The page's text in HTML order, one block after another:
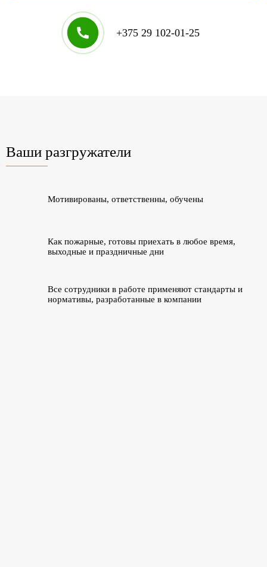
+375 29 102-01-25
Ваши разгружатели
Мотивированы, ответственны, обучены
Как пожарные, готовы приехать в любое время,
выходные и праздничные дни
Все сотрудники в работе применяют стандарты и
нормативы, разработанные в компании